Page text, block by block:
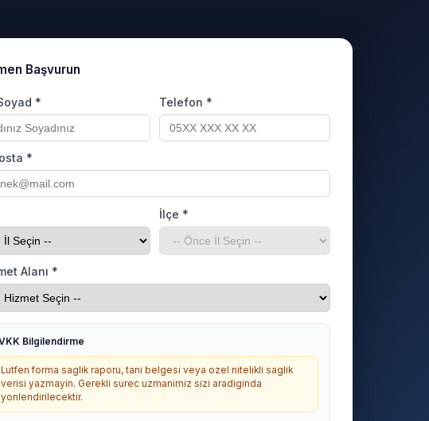
Başvurun
* Telefon *
*
İlçe *
Alanı *
Bilgilendirme
Lutfen forma saglik raporu, tani belgesi veya ozel nitelikli saglik
verisi yazmayin. Gerekli surec uzmanimiz sizi aradiginda
yonlendirilecektir.